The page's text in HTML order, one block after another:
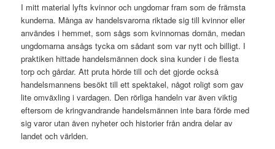
I mitt material lyfts kvinnor och ungdomar fram som de främsta
kunderna. Många av handelsvarorna riktade sig till kvinnor eller
användes i hemmet, som sågs som kvinnornas domän, medan
ungdomarna ansågs tycka om sådant som var nytt och billigt. I
praktiken hittade handelsmännen dock sina kunder i de flesta
torp och gårdar. Att pruta hörde till och det gjorde också
handelsmannens besökt till ett spektakel, något roligt som gav
lite omväxling i vardagen. Den rörliga handeln var även viktig
eftersom de kringvandrande handelsmännen inte bara förde med
sig varor utan även nyheter och historier från andra delar av
landet och världen.